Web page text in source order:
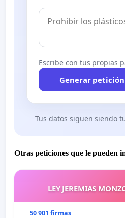
Escribe con tus propias
Generar petición
Tus datos siguen siendo
Otras peticiones que le pueden
LEY JEREMIAS
50 901 firmas